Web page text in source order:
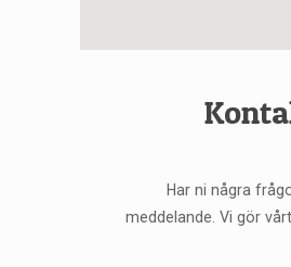
Har ni några
meddelande. Vi gör